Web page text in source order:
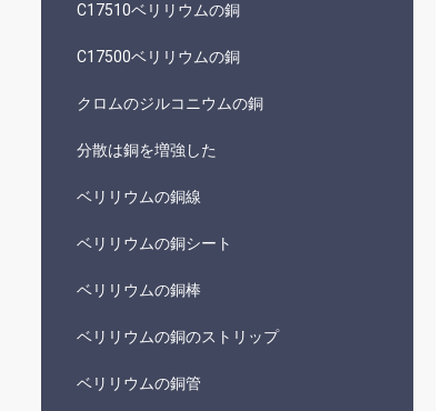
C17510ベリリウムの銅
C17500ベリリウムの銅
クロムのジルコニウムの銅
分散は銅を増強した
ベリリウムの銅線
ベリリウムの銅シート
ベリリウムの銅棒
ベリリウムの銅のストリップ
ベリリウムの銅管